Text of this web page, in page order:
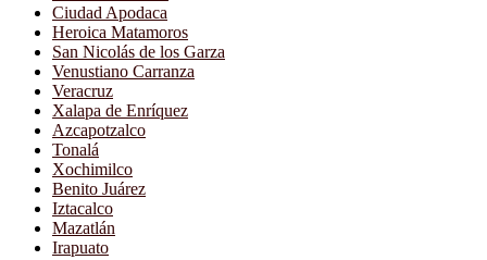
Ciudad Apodaca
Heroica Matamoros
San Nicolás de los Garza
Venustiano Carranza
Veracruz
Xalapa de Enríquez
Azcapotzalco
Tonalá
Xochimilco
Benito Juárez
Iztacalco
Mazatlán
Irapuato